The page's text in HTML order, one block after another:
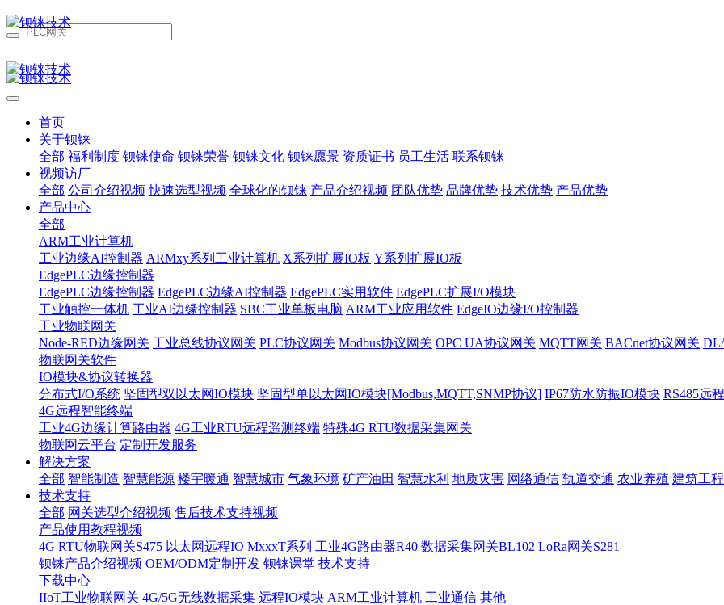
首页
关于钡铼
全部 福利制度 钡铼使命 钡铼荣誉 钡铼文化 钡铼愿景 资质证书 员工生活 联系钡铼
视频访厂
全部 公司介绍视频 快速选型视频 全球化的钡铼 产品介绍视频 团队优势 品牌优势 技术优势 产品优势
产品中心
全部
ARM工业计算机
工业边缘AI控制器 ARMxy系列工业计算机 X系列扩展IO板 Y系列扩展IO板
EdgePLC边缘控制器
EdgePLC边缘控制器 EdgePLC边缘AI控制器 EdgePLC实用软件 EdgePLC扩展I/O模块
工业触控一体机 工业AI边缘控制器 SBC工业单板电脑 ARM工业应用软件 EdgeIO边缘I/O控制器
工业物联网关
Node-RED边缘网关 工业总线协议网关 PLC协议网关 Modbus协议网关 OPC UA协议网关 MQTT网关 BACnet协议网关
物联网关软件
IO模块&协议转换器
分布式I/O系统 坚固型双以太网IO模块 坚固型单以太网IO模块[Modbus,MQTT,SNMP协议] IP67防水防振IO模块 RS485远
4G远程智能终端
工业4G边缘计算路由器 4G工业RTU远程遥测终端 特殊4G RTU数据采集网关
物联网云平台 定制开发服务
解决方案
全部 智能制造 智慧能源 楼宇暖通 智慧城市 气象环境 矿产油田 智慧水利 地质灾害 网络通信 轨道交通 农业养殖 建筑工程
技术支持
全部 网关选型介绍视频 售后技术支持视频
产品使用教程视频
4G RTU物联网关S475 以太网远程IO MxxxT系列 工业4G路由器R40 数据采集网关BL102 LoRa网关S281
钡铼产品介绍视频 OEM/ODM定制开发 钡铼课堂 技术支持
下载中心
IIoT工业物联网关 4G/5G无线数据采集 远程IO模块 ARM工业计算机 工业通信 其他